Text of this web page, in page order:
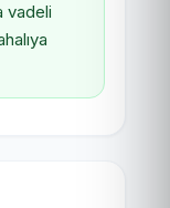
vadeli